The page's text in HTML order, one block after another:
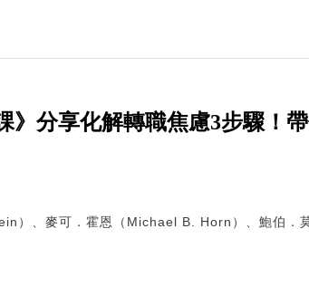
》分享化解轉職焦慮3步驟！
）、麥可．霍恩（Michael B. Horn）、鮑伯．